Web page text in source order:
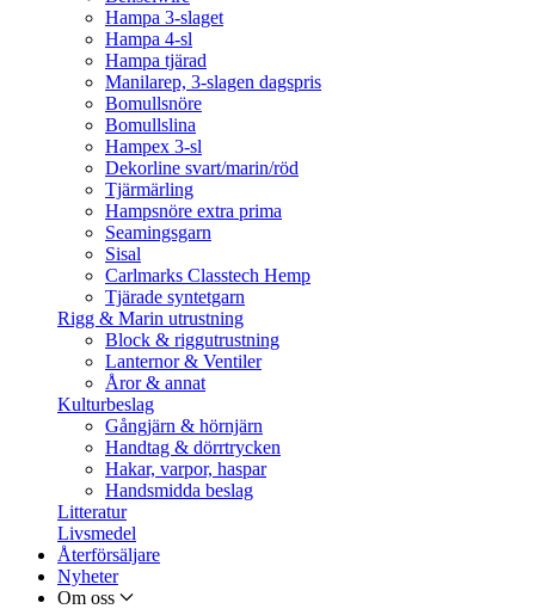
Hampa 3-slaget
Hampa 4-sl
Hampa tjärad
Manilarep, 3-slagen dagspris
Bomullsnöre
Bomullslina
Hampex 3-sl
Dekorline svart/marin/röd
Tjärmärling
Hampsnöre extra prima
Seamingsgarn
Sisal
Carlmarks Classtech Hemp
Tjärade syntetgarn
Rigg & Marin utrustning
Block & riggutrustning
Lanternor & Ventiler
Åror & annat
Kulturbeslag
Gångjärn & hörnjärn
Handtag & dörrtrycken
Hakar, varpor, haspar
Handsmidda beslag
Litteratur
Livsmedel
Återförsäljare
Nyheter
Om oss